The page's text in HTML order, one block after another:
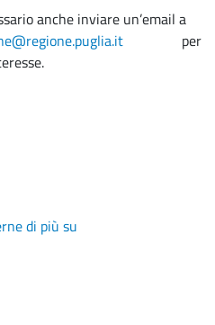
anche inviare un’email a
per
di più su